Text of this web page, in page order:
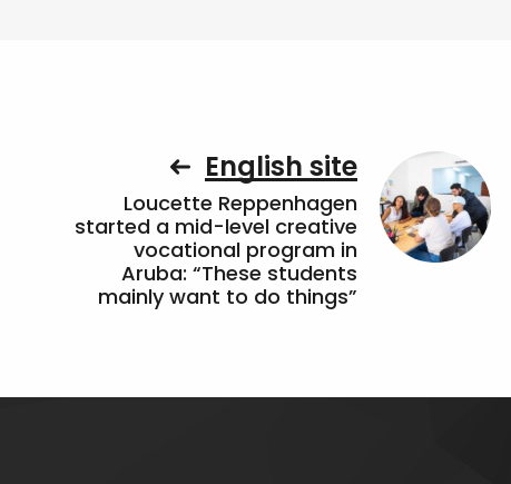
English site
Loucette Reppenhagen
started a mid-level creative
vocational program in
Aruba: “These students
mainly want to do things”